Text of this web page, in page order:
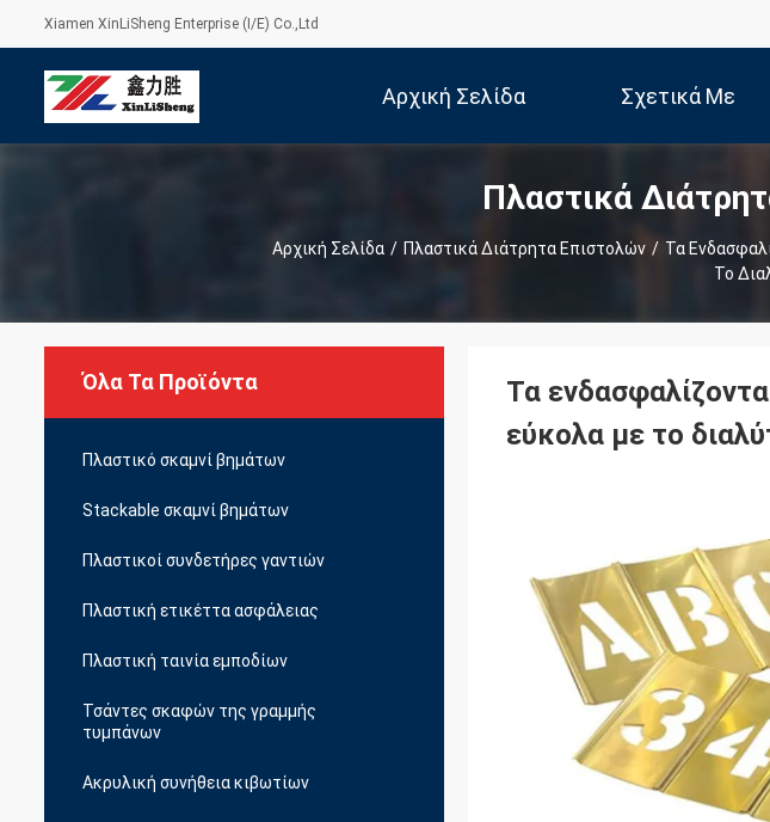
Xiamen XinLiSheng Enterprise (I/E) Co.,Ltd
Αρχική Σελίδα Σχετικά Με
Εμάς
Πλαστικά
Αρχική Σελίδα / Πλαστικά Διάτρητα Επιστολών / Τα
Το
Όλα Τα Προϊόντα
Πλαστικό σκαμνί βημάτων
Stackable σκαμνί βημάτων
Πλαστικοί συνδετήρες γαντιών
Πλαστική ετικέττα ασφάλειας
Πλαστική ταινία εμποδίων
Τσάντες σκαφών της γραμμής
τυμπάνων
Ακρυλική συνήθεια κιβωτίων
Τα
εύκολα με το